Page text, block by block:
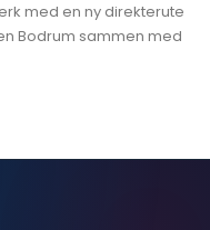
med en ny direkterute
Bodrum sammen med